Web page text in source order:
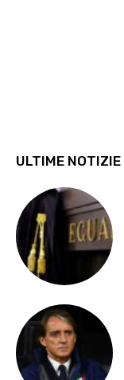
ULTIME NOTIZIE